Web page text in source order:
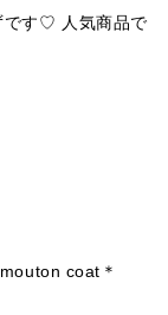
です♡ 人気商品で
coat＊